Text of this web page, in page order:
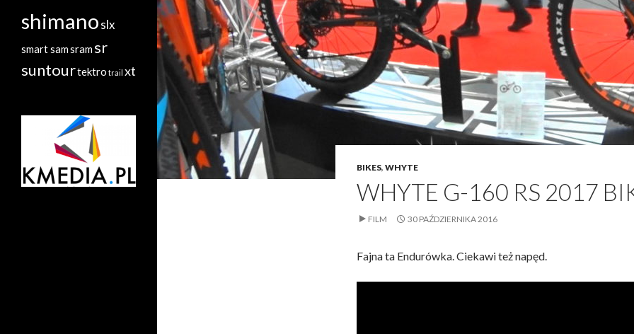
BIKES, WHYTE
WHYTE G-160 RS 2017
FILM 30 PAŹDZIERNIKA 2016
Fajna ta Endurówka. Ciekawi też napęd.
shimanoslx
smart samsramsr
suntourtektro trail xt
radiatory.com.pl